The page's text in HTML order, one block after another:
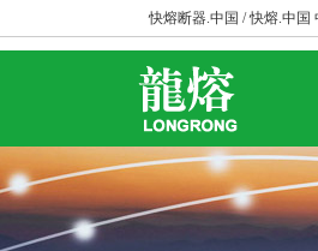
快熔断器.中国 / 快熔.中